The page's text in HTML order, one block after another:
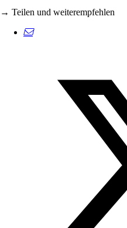
→ Teilen und weiterempfehlen